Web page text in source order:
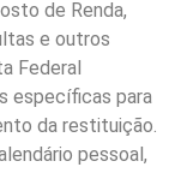
de Renda,
e outros
Federal
específicas para
da restituição.
pessoal,